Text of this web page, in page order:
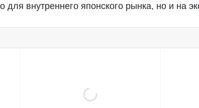
внутреннего японского рынка, но и на